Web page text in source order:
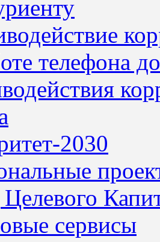
телефона
2030
сервисы